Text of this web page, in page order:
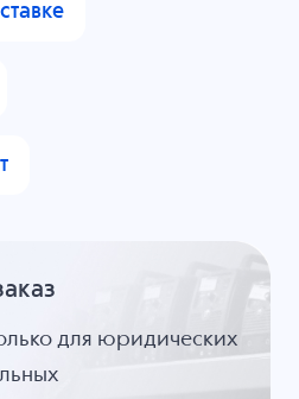
для юридических